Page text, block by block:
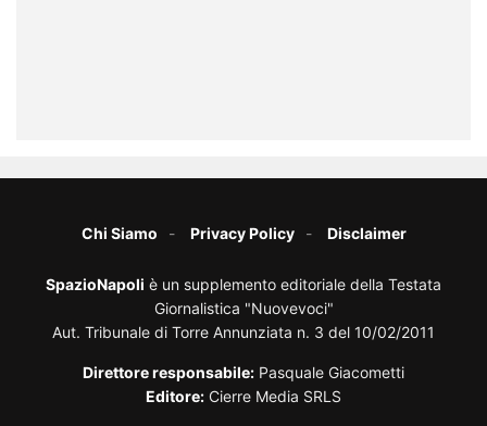
Chi Siamo Privacy Policy Disclaimer
SpazioNapoli è un supplemento editoriale della Testata
Giornalistica "Nuovevoci"
Aut. Tribunale di Torre Annunziata n. 3 del 10/02/2011
Direttore responsabile: Pasquale Giacometti
Editore: Cierre Media SRLS